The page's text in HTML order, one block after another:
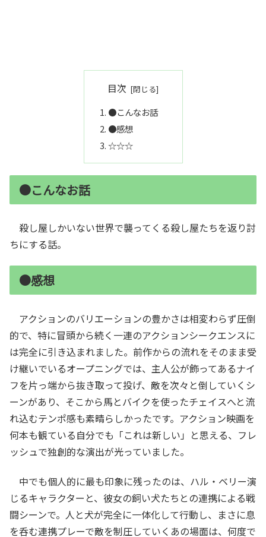
目次
●こんなお話
●感想
☆☆☆
●こんなお話
殺し屋しかいない世界で襲ってくる殺し屋たちを返り討
ちにする話。
●感想
アクションのバリエーションの豊かさは相変わらず圧倒
的で、特に冒頭から続く一連のアクションシークエンスに
は完全に引き込まれました。前作からの流れをそのまま受
け継いでいるオープニングでは、主人公が飾ってあるナイ
フを片っ端から抜き取って投げ、敵を次々と倒していくシ
ーンがあり、そこから馬とバイクを使ったチェイスへと流
れ込むテンポ感も素晴らしかったです。アクション映画を
何本も観ている自分でも「これは新しい」と思える、フレ
ッシュで独創的な演出が光っていました。
中でも個人的に最も印象に残ったのは、ハル・ベリー演
じるキャラクターと、彼女の飼い犬たちとの連携による戦
闘シーンで。人と犬が完全に一体化して行動し、まさに息
を呑む連携プレーで敵を制圧していくあの場面は、何度で